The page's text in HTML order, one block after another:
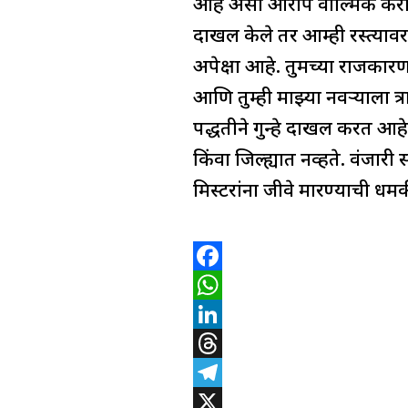
a
m
e
आहे असा आरोप वाल्मिक
दाखल केले तर आम्ही
अपेक्षा आहे. तुमच्या
आणि तुम्ही माझ्या नवऱ्याला
पद्धतीने गुन्हे दाखल करत
किंवा जिल्ह्यात नव्हते.
मिस्टरांना जीवे मारण्याची
F
a
c
e
b
W
h
a
t
L
i
n
T
h
T